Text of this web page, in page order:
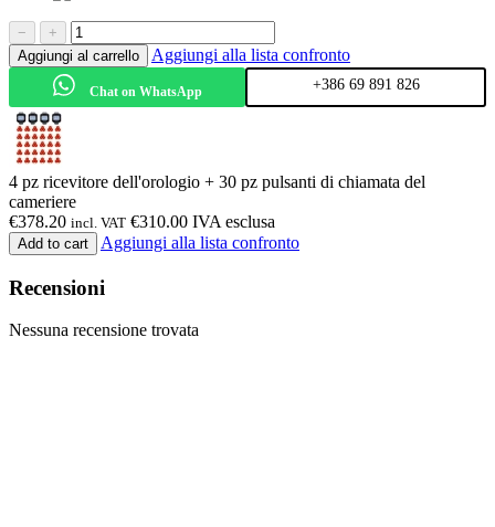
−
+
Aggiungi al carrello
Aggiungi alla lista confronto
Chat on WhatsApp +386 69 891 826
4 pz ricevitore dell'orologio + 30 pz pulsanti di chiamata del
cameriere
€378.20 incl. VAT €310.00 IVA esclusa
Add to cart Aggiungi alla lista confronto
Recensioni
Nessuna recensione trovata